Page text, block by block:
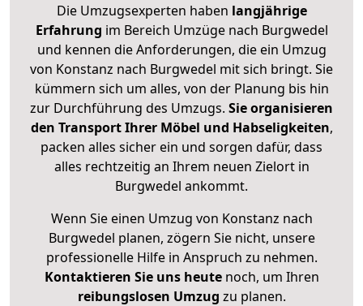
Die Umzugsexperten haben langjährige
Erfahrung im Bereich Umzüge nach Burgwedel
und kennen die Anforderungen, die ein Umzug
von Konstanz nach Burgwedel mit sich bringt. Sie
kümmern sich um alles, von der Planung bis hin
zur Durchführung des Umzugs. Sie organisieren
den Transport Ihrer Möbel und Habseligkeiten,
packen alles sicher ein und sorgen dafür, dass
alles rechtzeitig an Ihrem neuen Zielort in
Burgwedel ankommt.
Wenn Sie einen Umzug von Konstanz nach
Burgwedel planen, zögern Sie nicht, unsere
professionelle Hilfe in Anspruch zu nehmen.
Kontaktieren Sie uns heutenoch, um Ihren
reibungslosen Umzug zu planen.